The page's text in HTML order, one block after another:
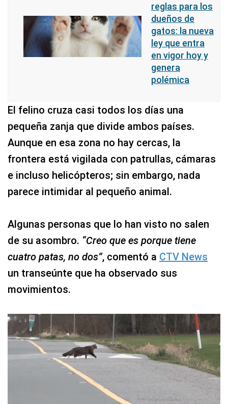
reglas para los
dueños de
gatos: la nueva
ley que entra
en vigor hoy y
genera
polémica
El felino cruza casi todos los días una
pequeña zanja que divide ambos países.
Aunque en esa zona no hay cercas, la
frontera está vigilada con patrullas, cámaras
e incluso helicópteros; sin embargo, nada
parece intimidar al pequeño animal.
Algunas personas que lo han visto no salen
de su asombro. “Creo que es porque tiene
cuatro patas, no dos”, comentó a CTV News
un transeúnte que ha observado sus
movimientos.